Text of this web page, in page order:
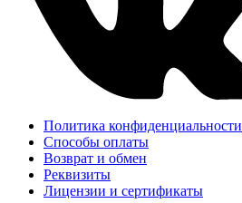
Политика конфиденциальности
Способы оплаты
Возврат и обмен
Реквизиты
Лицензии и сертификаты